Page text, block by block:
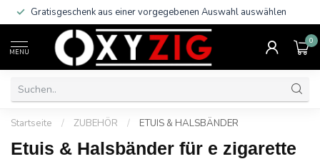
Gratisgeschenk aus einer vorgegebenen Auswahl auswählen
MENU
0
Startseite / ZUBEHÖR / ETUIS & HALSBÄNDER
Etuis & Halsbänder für e zigarette